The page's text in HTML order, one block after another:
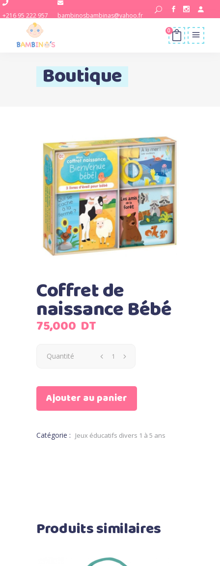
+216 95 222 957 bambinosbambinas@yahoo.fr
0
Boutique
Coffret de
naissance Bébé
75,000 DT
Quantité
Ajouter au panier
Catégorie : Jeux éducatifs divers 1 à 5 ans
Produits similaires